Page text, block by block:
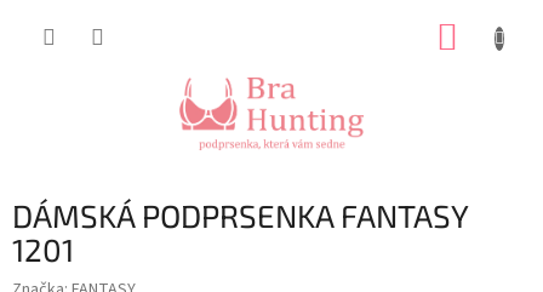
DÁMSKÁ PODPRSENKA FANTASY
1201